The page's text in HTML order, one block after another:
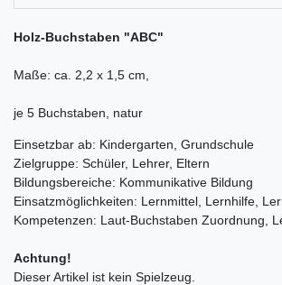
Holz-Buchstaben "ABC"
Maße: ca. 2,2 x 1,5 cm,
je 5 Buchstaben, natur
Einsetzbar ab: Kindergarten, Grundschule
Zielgruppe: Schüler, Lehrer, Eltern
Bildungsbereiche: Kommunikative Bildung
Einsatzmöglichkeiten: Lernmittel, Lernhilfe,
Kompetenzen: Laut-Buchstaben Zuordnung,
Achtung!
Dieser Artikel ist kein Spielzeug.